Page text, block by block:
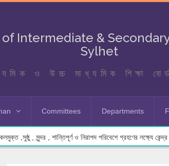
of Intermediate &
Sylhet
ও উচ্চ মাধ্যমিক শিক্ষা
Committees Departments
,সুষ্ঠু , সুন্দর , শান্তিপূর্ণ ও নিরাপদ পরিবেশে গ্রহণের লক্ষ্যে কেন্দ্র